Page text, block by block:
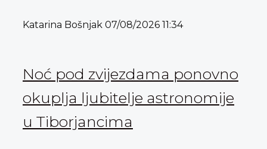
Katarina Bošnjak 07/08/2026 11:34
Noć pod zvijezdama ponovno
okuplja ljubitelje astronomije
u Tiborjancima